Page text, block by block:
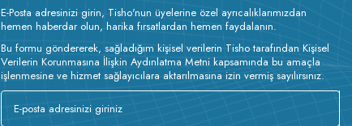
E-Posta adresinizi girin, Tisho'nun üyelerine özel ayrıcalıklarımızdan
hemen haberdar olun, harika fırsatlardan hemen faydalanın.
Bu formu göndererek, sağladığım kişisel verilerin Tisho tarafından Kişisel
Verilerin Korunmasına İlişkin Aydınlatma Metni kapsamında bu amaçla
işlenmesine ve hizmet sağlayıcılara aktarılmasına izin vermiş sayılırsınız.